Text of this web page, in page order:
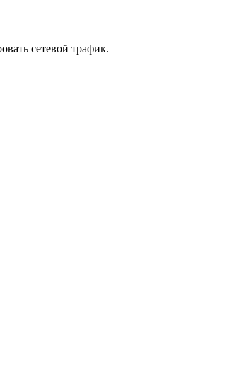
сетевой трафик.